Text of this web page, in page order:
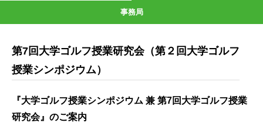
事務局
第7回大学ゴルフ授業研究会（第２回大学ゴルフ
授業シンポジウム）
『大学ゴルフ授業シンポジウム 兼 第7回大学ゴルフ授業
研究会』のご案内